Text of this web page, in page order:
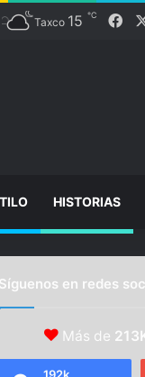
Taxco 15 ℃
HISTORIAS
Síguenos en redes
Más de